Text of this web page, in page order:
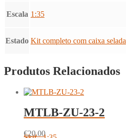
Escala 1:35
Estado Kit completo com caixa selada
Produtos Relacionados
MTLB-ZU-23-2
€20.00